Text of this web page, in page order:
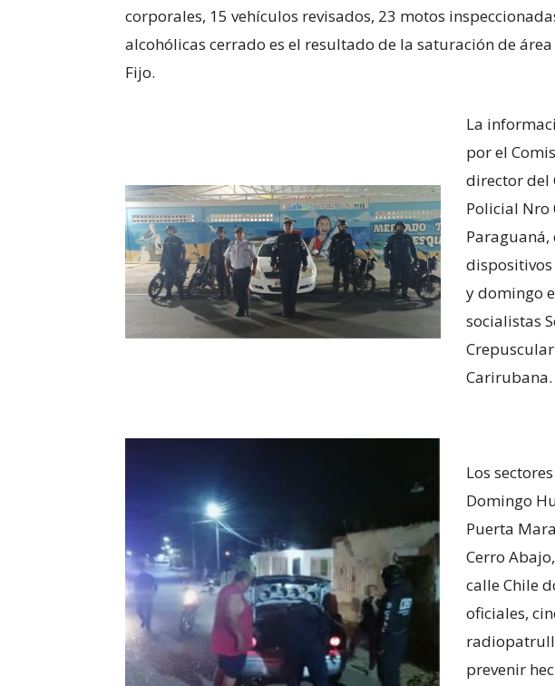
corporales, 15 vehículos revisados, 23 motos
alcohólicas cerrado es el resultado de la saturación de
Fijo.
La
por el
director del
Policial Nro
y domingo
socialistas
Carirubana.
Los
Domingo
Puerta
Cerro
calle Chile
oficiales,
prevenir